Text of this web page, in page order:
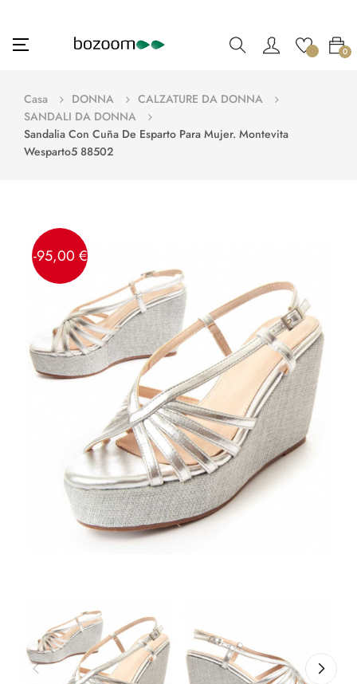
navigazione
☰ 0
Casa DONNA
CALZATURE DA DONNA
SANDALI DA DONNA
Sandalia Con Cuña De Esparto Para Mujer. Montevita
Wesparto5 88502
-95,00 €